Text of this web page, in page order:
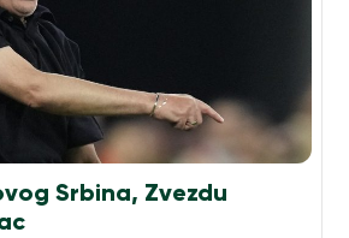
Srbina, Zvezdu